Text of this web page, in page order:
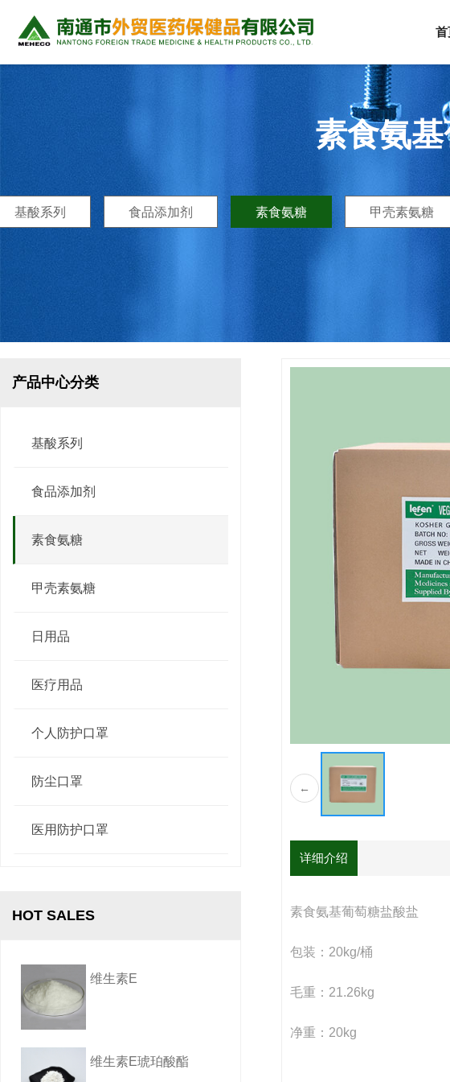
首
素食氨
基酸系列 食品添加剂 素食氨糖 甲壳素氨糖
产品中心分类
基酸系列
食品添加剂
素食氨糖
甲壳素氨糖
日用品
医疗用品
个人防护口罩
防尘口罩
医用防护口罩
HOT SALES
甜菜碱
维生素E
维生素E琥珀酸酯
←
详细介绍
素食氨基葡萄糖盐酸盐
包装：20kg/桶
毛重：21.26kg
净重：20kg